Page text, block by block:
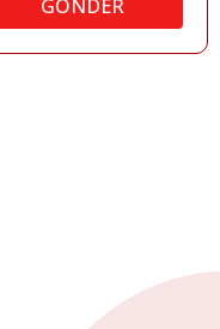
GÖNDER